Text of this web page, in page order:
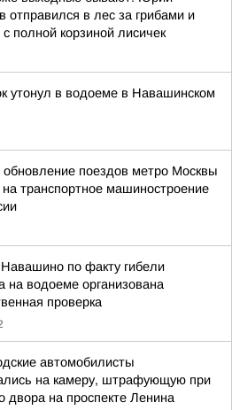
отправился в лес за грибами и
с полной корзиной лисичек
утонул в водоеме в Навашинском
поездов метро Москвы
на транспортное машиностроение
по факту гибели
на водоеме организована
проверка
автомобилисты
на камеру, штрафующую при
двора на проспекте Ленина